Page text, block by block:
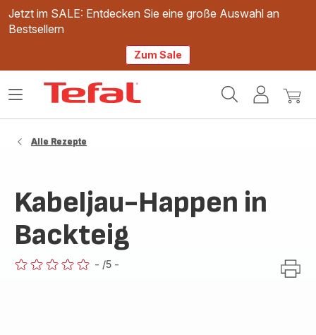
Jetzt im SALE: Entdecken Sie eine große Auswahl an
Bestsellern
Zum Sale
Mein
Mein
Das
Alle Rezepte
Kabeljau-Happen in
Backteig
- /5 -